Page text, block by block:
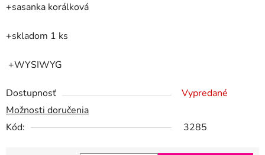
+sasanka korálková
+skladom 1 ks
+WYSIWYG
Dostupnosť
Vypredané
Možnosti doručenia
Kód:
3285